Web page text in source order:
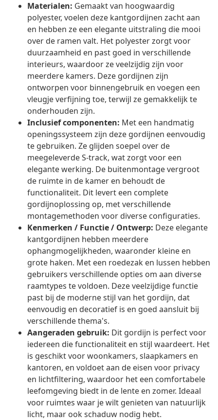
Materialen: Gemaakt van hoogwaardig
polyester, voelen deze kantgordijnen zacht aan
en hebben ze een elegante uitstraling die mooi
over de ramen valt. Het polyester zorgt voor
duurzaamheid en past goed in verschillende
interieurs, waardoor ze veelzijdig zijn voor
meerdere kamers. Deze gordijnen zijn
ontworpen voor binnengebruik en voegen een
vleugje verfijning toe, terwijl ze gemakkelijk te
onderhouden zijn.
Inclusief componenten: Met een handmatig
openingssysteem zijn deze gordijnen eenvoudig
te gebruiken. Ze glijden soepel over de
meegeleverde S-track, wat zorgt voor een
elegante werking. De buitenmontage vergroot
de ruimte in de kamer en behoudt de
functionaliteit. Dit levert een complete
gordijnoplossing op, met verschillende
montagemethoden voor diverse configuraties.
Kenmerken / Functie / Ontwerp: Deze elegante
kantgordijnen hebben meerdere
ophangmogelijkheden, waaronder kleine en
grote haken. Met een roedezak en lussen hebben
gebruikers verschillende opties om aan diverse
raamtypes te voldoen. Deze veelzijdige functie
past bij de moderne stijl van het gordijn, dat
eenvoudig en decoratief is en goed aansluit bij
verschillende thema's.
Aangeraden gebruik: Dit gordijn is perfect voor
iedereen die functionaliteit en stijl waardeert. Het
is geschikt voor woonkamers, slaapkamers en
kantoren, en voldoet aan de eisen voor privacy
en lichtfiltering, waardoor het een comfortabele
leefomgeving biedt in de lente en zomer. Ideaal
voor ruimtes waar je wilt genieten van natuurlijk
licht, maar ook schaduw nodig hebt.